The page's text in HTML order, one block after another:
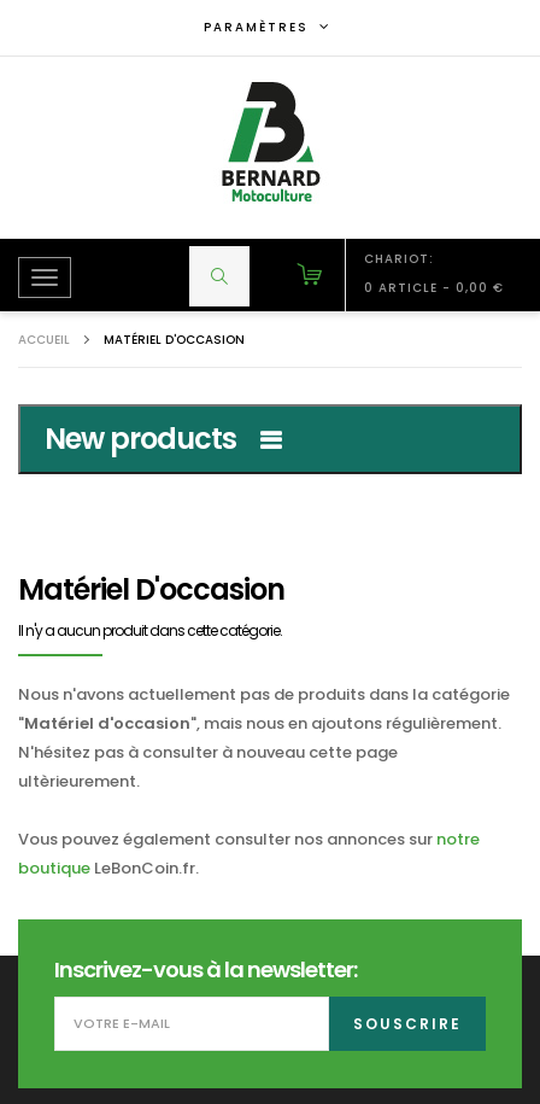
PARAMÈTRES
Toggle
navigation
CHARIOT:
0 ARTICLE - 0,00 €
ACCUEIL MATÉRIEL D'OCCASION
New products
Matériel D'occasion
Il n'y a aucun produit dans cette catégorie.
Nous n'avons actuellement pas de produits dans la catégorie
"Matériel d'occasion", mais nous en ajoutons régulièrement.
N'hésitez pas à consulter à nouveau cette page
ultèrieurement.
Vous pouvez également consulter nos annonces sur notre
boutique LeBonCoin.fr.
Inscrivez-vous à la newsletter:
SOUSCRIRE